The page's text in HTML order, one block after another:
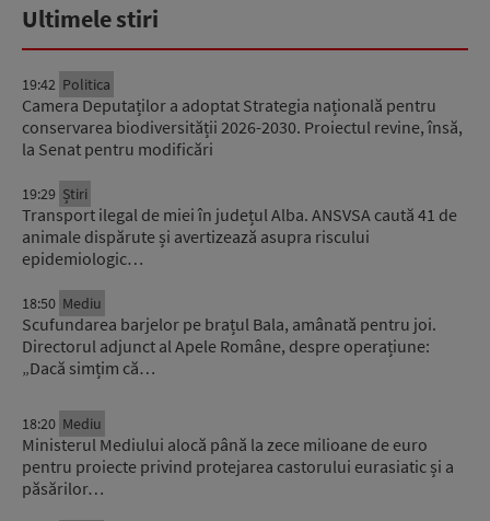
Ultimele stiri
19:42 Politica
Camera Deputaților a adoptat Strategia națională pentru
conservarea biodiversității 2026-2030. Proiectul revine, însă,
la Senat pentru modificări
19:29 Știri
Transport ilegal de miei în județul Alba. ANSVSA caută 41 de
animale dispărute și avertizează asupra riscului
epidemiologic…
18:50 Mediu
Scufundarea barjelor pe brațul Bala, amânată pentru joi.
Directorul adjunct al Apele Române, despre operațiune:
„Dacă simțim că…
18:20 Mediu
Ministerul Mediului alocă până la zece milioane de euro
pentru proiecte privind protejarea castorului eurasiatic și a
păsărilor…